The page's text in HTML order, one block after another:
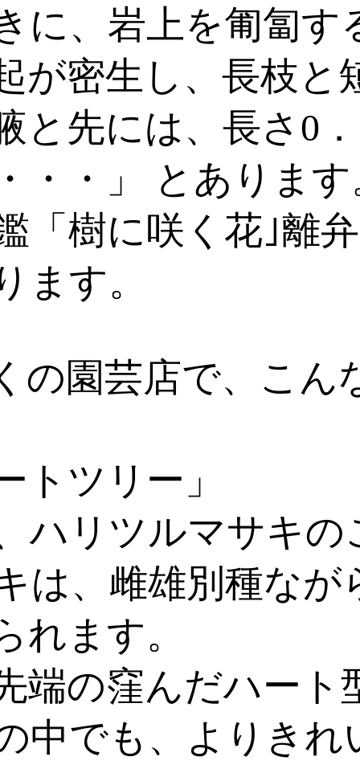
に、岩上を匍匐す
が密生し、長枝と
と先には、長さ0
・・」 とありま
「樹に咲く花｣離
ます。
の園芸店で、こん
トツリー」
ハリツルマサキの
は、雌雄別種なが
れます。
端の窪んだハート
中でも、よりきれ